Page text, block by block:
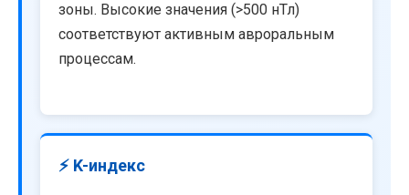
зоны. Высокие значения (>500 нТл)
соответствуют активным авроральным
процессам.
⚡ K-индекс